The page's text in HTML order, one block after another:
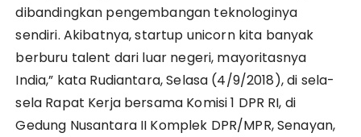
dibandingkan pengembangan teknologinya
sendiri. Akibatnya, startup unicorn kita banyak
berburu talent dari luar negeri, mayoritasnya
India,” kata Rudiantara, Selasa (4/9/2018), di sela-
sela Rapat Kerja bersama Komisi 1 DPR RI, di
Gedung Nusantara II Komplek DPR/MPR, Senayan,